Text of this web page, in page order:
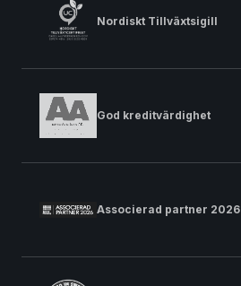
Nordiskt Tillväxtsigill
God kreditvärdighet
Associerad partner 2026